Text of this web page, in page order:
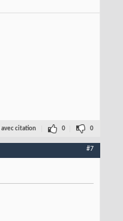
citation 0 0
#7